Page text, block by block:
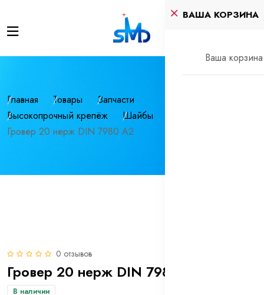
ВАША КОРЗИНА
Ваша корзина
Главная Товары
Запчасти
Высокопрочный крепёж
Шайбы
Гровер 20 нерж DIN 7980 A2
0 отзывов
Гровер 20 нерж DIN 7980 A2
В наличии